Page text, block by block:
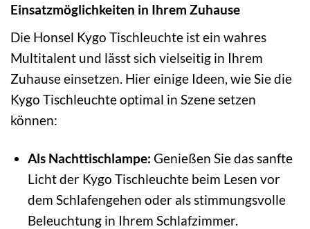
Einsatzmöglichkeiten in Ihrem Zuhause
Die Honsel Kygo Tischleuchte ist ein wahres
Multitalent und lässt sich vielseitig in Ihrem
Zuhause einsetzen. Hier einige Ideen, wie Sie die
Kygo Tischleuchte optimal in Szene setzen
können:
Als Nachttischlampe: Genießen Sie das sanfte
Licht der Kygo Tischleuchte beim Lesen vor
dem Schlafengehen oder als stimmungsvolle
Beleuchtung in Ihrem Schlafzimmer.